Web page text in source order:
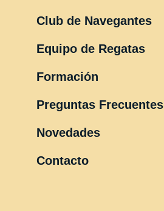
Club de Navegantes
Equipo de Regatas
Formación
Preguntas Frecuentes
Novedades
Contacto